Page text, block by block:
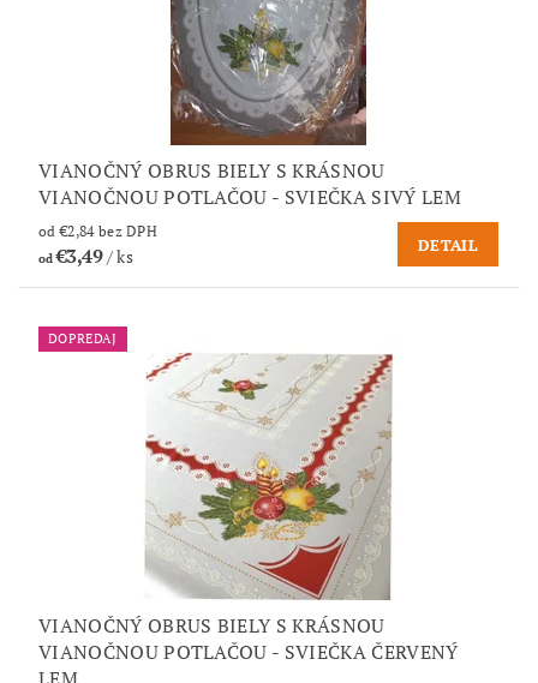
VIANOČNÝ OBRUS BIELY S KRÁSNOU
VIANOČNOU POTLAČOU - SVIEČKA SIVÝ LEM
od €2,84 bez DPH
od€3,49/ ks
DETAIL
DOPREDAJ
VIANOČNÝ OBRUS BIELY S KRÁSNOU
VIANOČNOU POTLAČOU - SVIEČKA ČERVENÝ
LEM